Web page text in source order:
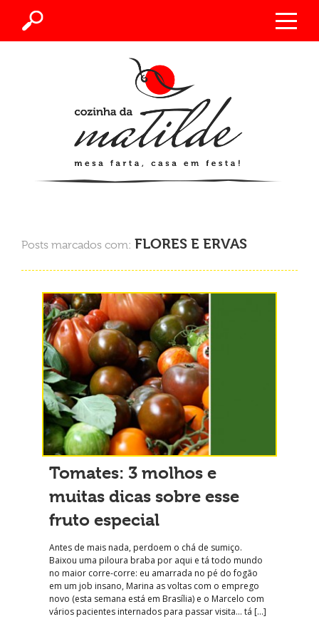
Posts marcados com: FLORES E ERVAS
Tomates: 3 molhos e
muitas dicas sobre esse
fruto especial
Antes de mais nada, perdoem o chá de sumiço.
Baixou uma piloura braba por aqui e tá todo mundo
no maior corre-corre: eu amarrada no pé do fogão
em um job insano, Marina as voltas com o emprego
novo (esta semana está em Brasília) e o Marcelo com
vários pacientes internados para passar visita… tá […]